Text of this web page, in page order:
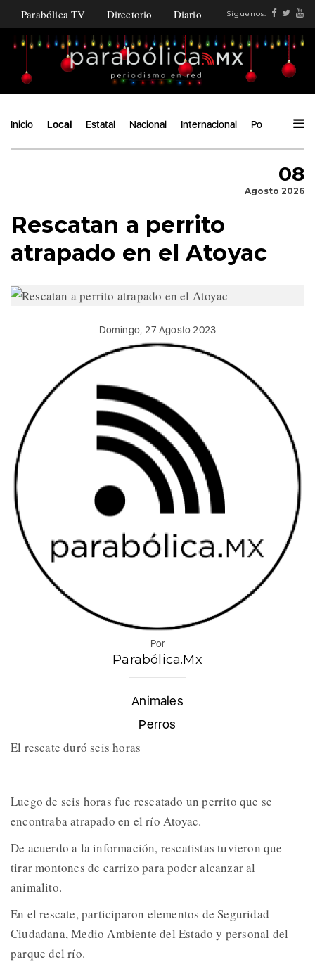
Parabólica TV Directorio Diario Síguenos:
Inicio Local Estatal Nacional Internacional Política
08
Agosto 2026
Rescatan a perrito
atrapado en el Atoyac
Domingo, 27 Agosto 2023
Por
Parabólica.Mx
Animales
Perros
El rescate duró seis horas
Luego de seis horas fue rescatado un perrito que se
encontraba atrapado en el río Atoyac.
De acuerdo a la información, rescatistas tuvieron que
tirar montones de carrizo para poder alcanzar al
animalito.
En el rescate, participaron elementos de Seguridad
Ciudadana, Medio Ambiente del Estado y personal del
parque del río.